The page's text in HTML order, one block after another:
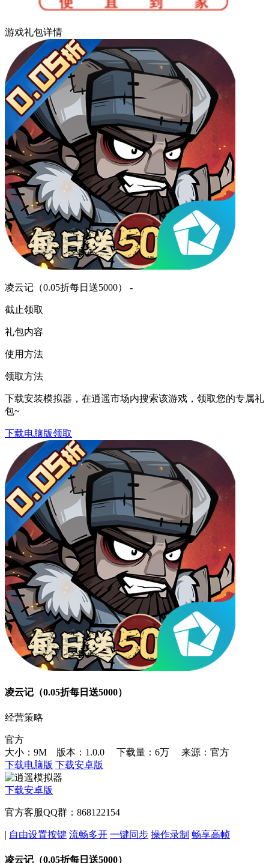
游戏礼包详情
凌云记（0.05折每日送5000） -
截止领取
礼包内容
使用方法
领取方法
下载安装模拟器，在逍遥市场内搜索该游戏，领取您的专属礼
包~
下载电脑版领取
凌云记（0.05折每日送5000）
经营策略
官方
大小：9M 版本：1.0.0
下载量：6万
来源：官方
下载电脑版 下载安卓版
下载安卓版
官方客服QQ群：868122154
| 自由设置按键 流畅多开 一键同步 操作录制 畅享高帧
凌云记（0.05折每日送5000）